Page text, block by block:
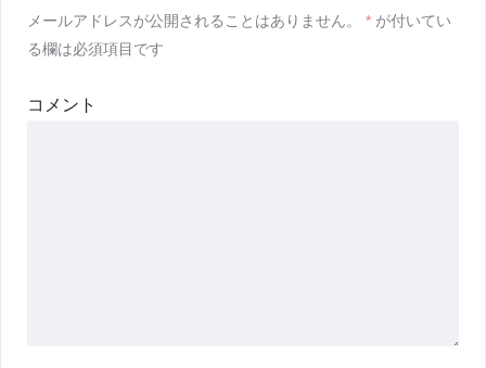
メールアドレスが公開されることはありません。 * が付いてい
る欄は必須項目です
コメント